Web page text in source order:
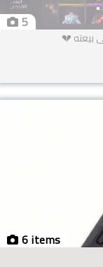
5
بيعته 💔
6 items